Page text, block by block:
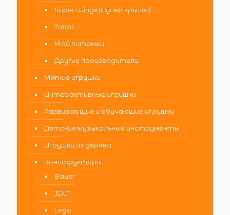
Super Wings (Супер крылья)
Tobot
Мой питомец
Другие производители
Мягкие игрушки
Интерактивные игрушки
Развивающие и обучающие игрушки
Детские музыкальные инструменты
Игрушки из дерева
Конструкторы
Bauer
JDLT
Lego